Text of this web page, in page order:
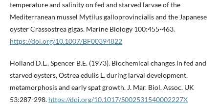
temperature and salinity on fed and starved larvae of the
Mediterranean mussel Mytilus galloprovincialis and the Japanese
oyster Crassostrea gigas. Marine Biology 100:455-463.
https://doi.org/10.1007/BF00394822
Holland D.L., Spencer B.E. (1973). Biochemical changes in fed and
starved oysters, Ostrea edulis L. during larval development,
metamorphosis and early spat growth. J. Mar. Biol. Assoc. UK
53:287-298. https://doi.org/10.1017/S002531540002227X